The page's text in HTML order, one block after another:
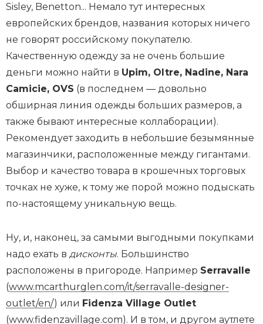
Sisley, Benetton... Немало тут интересных
европейских брендов, названия которых ничего
не говорят российскому покупателю.
Качественную одежду за не очень большие
деньги можно найти в Upim, Oltre, Nadine, Nara
Camicie, OVS (в последнем — довольно
обширная линия одежды больших размеров, а
также бывают интересные коллаборации).
Рекомендует заходить в небольшие безымянные
магазинчики, расположенные между гигантами.
Выбор и качество товара в крошечных торговых
точках не хуже, к тому же порой можно подыскать
по-настоящему уникальную вещь.
Ну, и, наконец, за самыми выгодными покупками
надо ехать в дисконты. Большинство
расположены в пригороде. Например Serravalle
(www.mcarthurglen.com/it/serravalle-designer-
outlet/en/) или Fidenza Village Outlet
(www.fidenzavillage.com). И в том, и другом аутлете